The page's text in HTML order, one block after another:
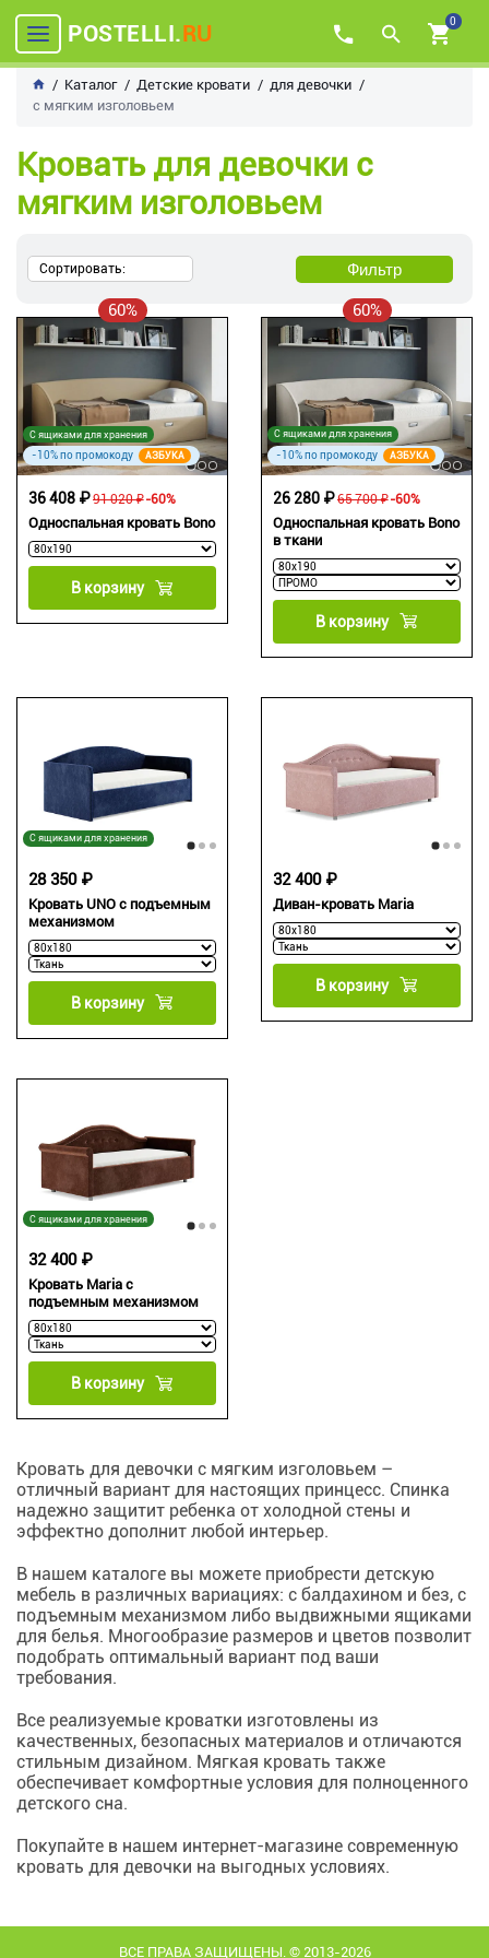
POSTELLI.RU 0
Каталог Детские кровати
для девочки
с мягким изголовьем
Кровать для девочки с
мягким изголовьем
Сортировать: Фильтр
60%
С ящиками для хранения
-10% по промокоду АЗБУКА
Односпальная кровать Bono
91 020 ₽
36 408 ₽ -60%
В корзину
60%
С ящиками для хранения
-10% по промокоду АЗБУКА
Односпальная кровать Bono
в ткани
65 700 ₽
26 280 ₽ -60%
В корзину
С ящиками для хранения
Кровать UNO с подъемным
механизмом
28 350 ₽
В корзину
Диван-кровать Maria
32 400 ₽
В корзину
С ящиками для хранения
Кровать Maria с
подъемным механизмом
32 400 ₽
В корзину
Кровать для девочки с мягким изголовьем –
отличный вариант для настоящих принцесс. Спинка
надежно защитит ребенка от холодной стены и
эффектно дополнит любой интерьер.
В нашем каталоге вы можете приобрести детскую
мебель в различных вариациях: с балдахином и без, с
подъемным механизмом либо выдвижными ящиками
для белья. Многообразие размеров и цветов позволит
подобрать оптимальный вариант под ваши
требования.
Все реализуемые кроватки изготовлены из
качественных, безопасных материалов и отличаются
стильным дизайном. Мягкая кровать также
обеспечивает комфортные условия для полноценного
детского сна.
Покупайте в нашем интернет-магазине современную
кровать для девочки на выгодных условиях.
ВСЕ ПРАВА ЗАЩИЩЕНЫ. © 2013-2026